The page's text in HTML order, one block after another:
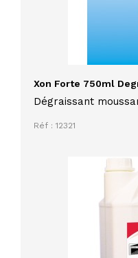
Xon Forte 750ml
Dégraissant
graisses, huiles,
Réf : 12321